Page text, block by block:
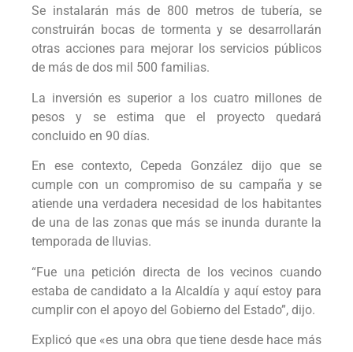
Se instalarán más de 800 metros de tubería, se
construirán bocas de tormenta y se desarrollarán
otras acciones para mejorar los servicios públicos
de más de dos mil 500 familias.
La inversión es superior a los cuatro millones de
pesos y se estima que el proyecto quedará
concluido en 90 días.
En ese contexto, Cepeda González dijo que se
cumple con un compromiso de su campaña y se
atiende una verdadera necesidad de los habitantes
de una de las zonas que más se inunda durante la
temporada de lluvias.
“Fue una petición directa de los vecinos cuando
estaba de candidato a la Alcaldía y aquí estoy para
cumplir con el apoyo del Gobierno del Estado”, dijo.
Explicó que «es una obra que tiene desde hace más